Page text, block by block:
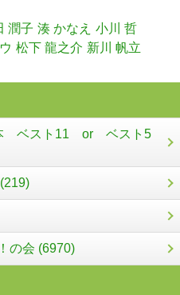
潤子 湊 かなえ 小川 哲
松下 龍之介 新川 帆立
本 ベスト11 or ベスト5
の会 (6970)